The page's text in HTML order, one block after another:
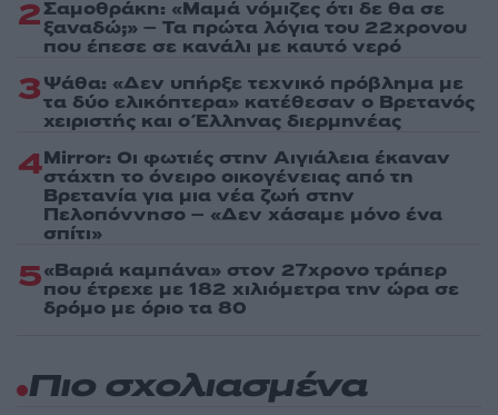
2Σαμοθράκη: «Μαμά νόμιζες ότι δε θα σε
ξαναδώ;» – Τα πρώτα λόγια του 22χρονου
που έπεσε σε κανάλι με καυτό νερό
3Ψάθα: «Δεν υπήρξε τεχνικό πρόβλημα με
τα δύο ελικόπτερα» κατέθεσαν ο Βρετανός
χειριστής και ο Έλληνας διερμηνέας
4Mirror: Οι φωτιές στην Αιγιάλεια έκαναν
στάχτη το όνειρο οικογένειας από τη
Βρετανία για μια νέα ζωή στην
Πελοπόννησο – «Δεν χάσαμε μόνο ένα
σπίτι»
5«Βαριά καμπάνα» στον 27χρονο τράπερ
που έτρεχε με 182 χιλιόμετρα την ώρα σε
δρόμο με όριο τα 80
Πιο σχολιασμένα